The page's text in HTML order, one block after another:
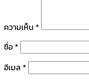
ความเห็น *
ชื่อ *
อีเมล *